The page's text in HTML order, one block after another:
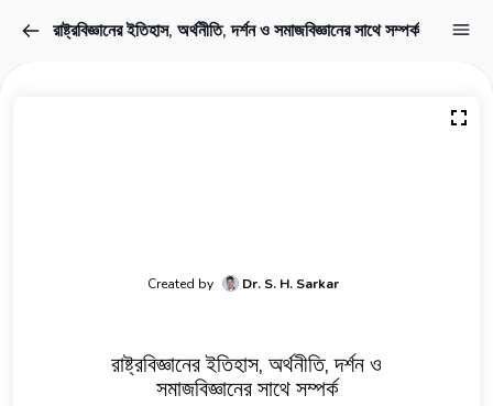
রাষ্ট্রবিজ্ঞানের ইতিহাস, অর্থনীতি, দর্শন ও সমাজবিজ্ঞানের সাথে সম্পর্ক
Created by Dr. S. H. Sarkar
রাষ্ট্রবিজ্ঞানের ইতিহাস, অর্থনীতি, দর্শন ও
সমাজবিজ্ঞানের সাথে সম্পর্ক